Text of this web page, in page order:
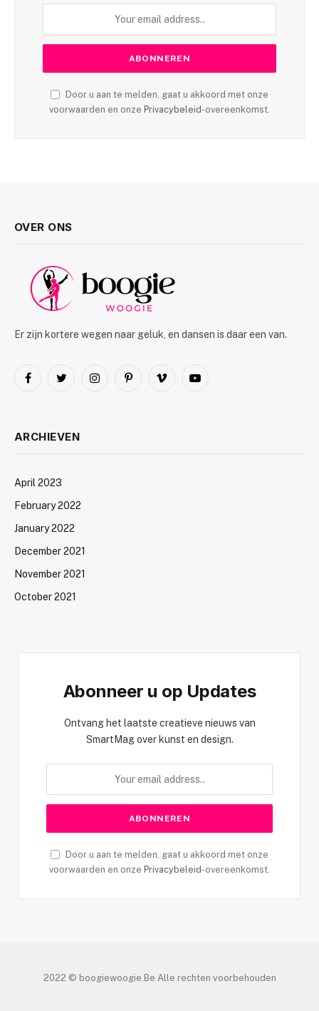
Door u aan te melden, gaat u akkoord met onze
voorwaarden en onze Privacybeleid-overeenkomst.
OVER ONS
Er zijn kortere wegen naar geluk, en dansen is daar een van.
FacebookTwitterInstagramPinterestVimeo YouTube
ARCHIEVEN
April 2023
February 2022
January 2022
December 2021
November 2021
October 2021
Abonneer u op Updates
Ontvang het laatste creatieve nieuws van
SmartMag over kunst en design.
Door u aan te melden, gaat u akkoord met onze
voorwaarden en onze Privacybeleid-overeenkomst.
2022 © boogiewoogie.Be Alle rechten voorbehouden